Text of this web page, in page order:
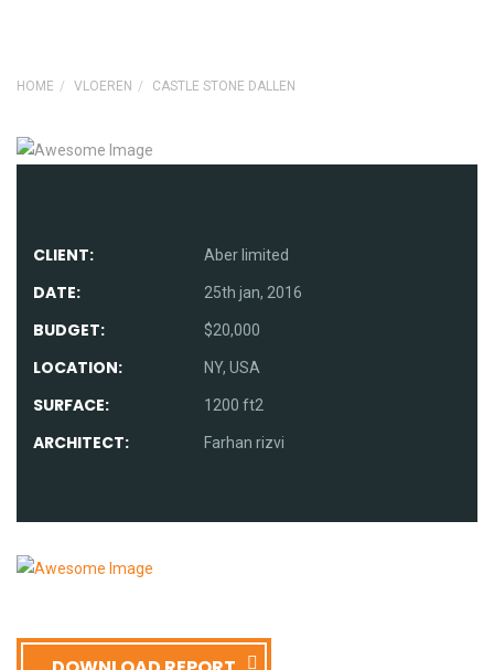
HOME VLOEREN CASTLE STONE DALLEN
CLIENT: Aber limited
DATE: 25th jan, 2016
BUDGET: $20,000
LOCATION: NY, USA
SURFACE: 1200 ft2
ARCHITECT: Farhan rizvi